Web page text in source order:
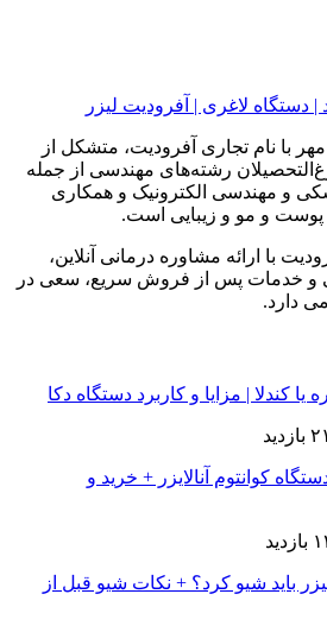
با نام تجاری آفرودیت، متشکل از
رشته‌های مهندسی از جمله
و مهندسی الکترونیک و همکاری
پوست و مو و زیبایی است.
با ارائه مشاوره درمانی آنلاین،
و خدمات پس از فروش سریع، سعی در
دارد.
یا کندلا | مزایا و کاربرد دستگاه دکا
کوانتوم آنالایزر + خرید و
باید شیو کرد؟ + نکات شیو قبل از